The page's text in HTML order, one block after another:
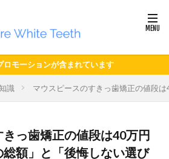
ロモーションが含まれています
識 マウスピースのすきっ歯矯正の値段
っ歯矯正の値段は40万円
額」と「後悔しない選び